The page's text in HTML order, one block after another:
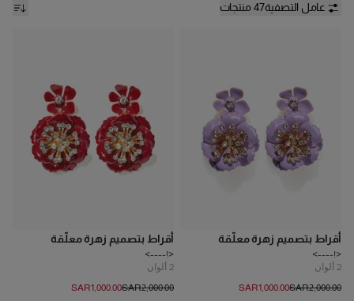
عامل التصفية47 منتجات
أقراط بتصميم زهرة معلّقة
<!---->
2 ألوان
SAR‌2,000.00
SAR‌1,000.00
أقراط بتصميم زهرة معلّقة
<!---->
2 ألوان
SAR‌2,000.00
SAR‌1,000.00